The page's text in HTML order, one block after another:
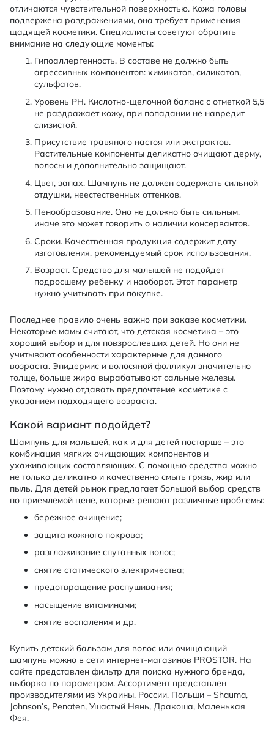
отличаются чувствительной поверхностью. Кожа головы
подвержена раздражениями, она требует применения
щадящей косметики. Специалисты советуют обратить
внимание на следующие моменты:
Гипоаллергенность. В составе не должно быть
агрессивных компонентов: химикатов, силикатов,
сульфатов.
Уровень PH. Кислотно-щелочной баланс с отметкой 5,5
не раздражает кожу, при попадании не навредит
слизистой.
Присутствие травяного настоя или экстрактов.
Растительные компоненты деликатно очищают дерму,
волосы и дополнительно защищают.
Цвет, запах. Шампунь не должен содержать сильной
отдушки, неестественных оттенков.
Пенообразование. Оно не должно быть сильным,
иначе это может говорить о наличии консервантов.
Сроки. Качественная продукция содержит дату
изготовления, рекомендуемый срок использования.
Возраст. Средство для малышей не подойдет
подросшему ребенку и наоборот. Этот параметр
нужно учитывать при покупке.
Последнее правило очень важно при заказе косметики.
Некоторые мамы считают, что детская косметика – это
хороший выбор и для повзрослевших детей. Но они не
учитывают особенности характерные для данного
возраста. Эпидермис и волосяной фолликул значительно
толще, больше жира вырабатывают сальные железы.
Поэтому нужно отдавать предпочтение косметике с
указанием подходящего возраста.
Какой вариант подойдет?
Шампунь для малышей, как и для детей постарше – это
комбинация мягких очищающих компонентов и
ухаживающих составляющих. С помощью средства можно
не только деликатно и качественно смыть грязь, жир или
пыль. Для детей рынок предлагает большой выбор средств
по приемлемой цене, которые решают различные проблемы:
бережное очищение;
защита кожного покрова;
разглаживание спутанных волос;
снятие статического электричества;
предотвращение распушивания;
насыщение витаминами;
снятие воспаления и др.
Купить детский бальзам для волос или очищающий
шампунь можно в сети интернет-магазинов PROSTOR. На
сайте представлен фильтр для поиска нужного бренда,
выборка по параметрам. Ассортимент представлен
производителями из Украины, России, Польши – Shauma,
Johnson’s, Penaten, Ушастый Нянь, Дракоша, Маленькая
Фея.